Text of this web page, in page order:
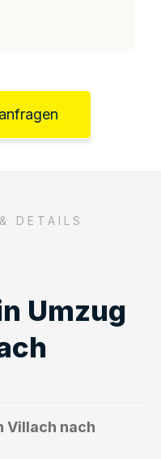
DETAILS
Umzug
Villach nach